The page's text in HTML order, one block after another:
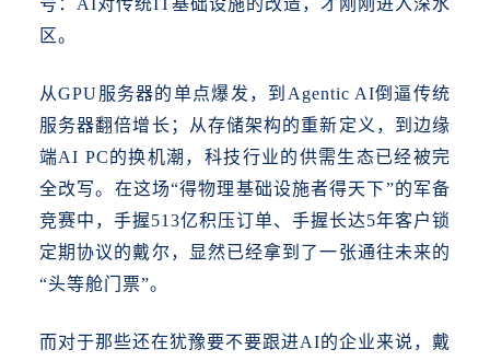
区。
从GPU服务器的单点爆发，到Agentic AI倒逼传统
服务器翻倍增长；从存储架构的重新定义，到边缘
端AI PC的换机潮，科技行业的供需生态已经被完
全改写。在这场“得物理基础设施者得天下”的军备
竞赛中，手握513亿积压订单、手握长达5年客户锁
定期协议的戴尔，显然已经拿到了一张通往未来的
“头等舱门票”。
而对于那些还在犹豫要不要跟进AI的企业来说，戴